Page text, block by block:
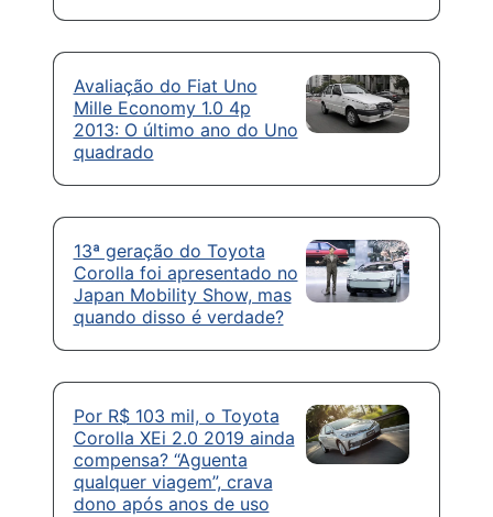
Avaliação do Fiat Uno
Mille Economy 1.0 4p
2013: O último ano do Uno
quadrado
13ª geração do Toyota
Corolla foi apresentado no
Japan Mobility Show, mas
quando disso é verdade?
Por R$ 103 mil, o Toyota
Corolla XEi 2.0 2019 ainda
compensa? “Aguenta
qualquer viagem”, crava
dono após anos de uso